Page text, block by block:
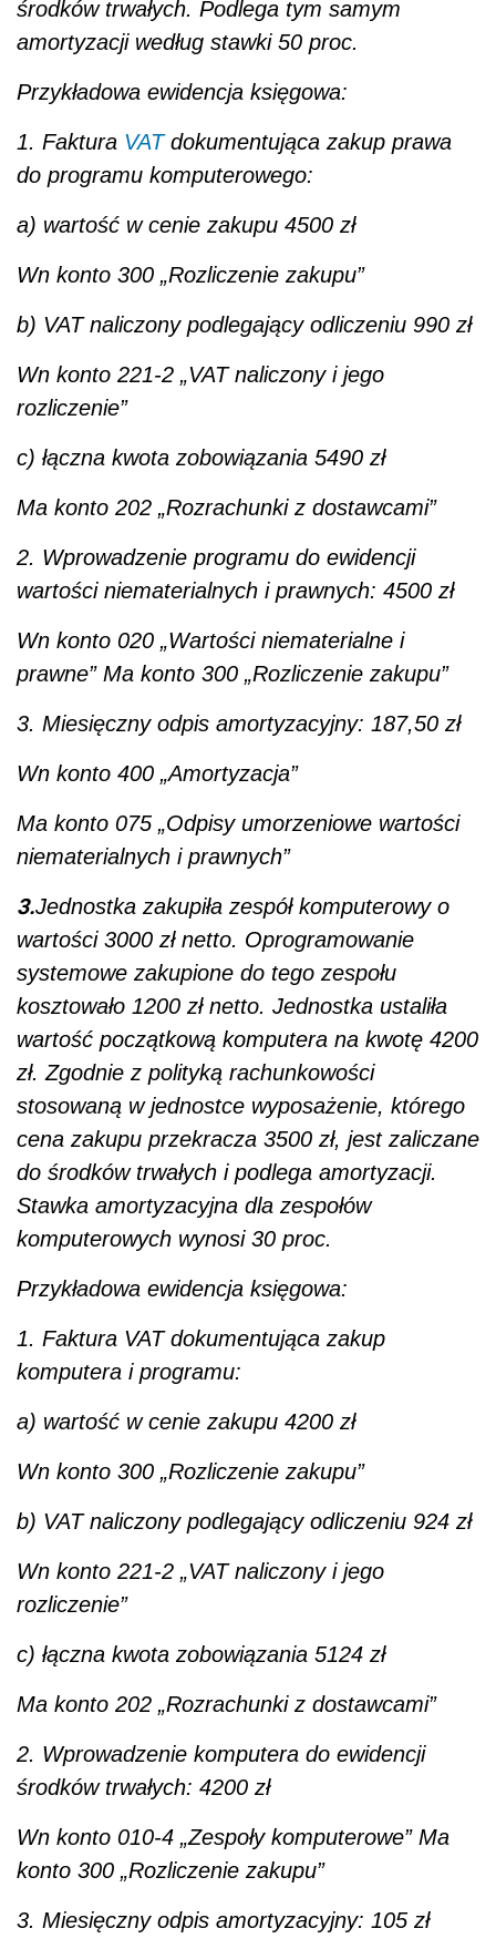
środków trwałych. Podlega tym samym
amortyzacji według stawki 50 proc.
Przykładowa ewidencja księgowa:
1. Faktura VATdokumentująca zakup prawa
do programu komputerowego:
a) wartość w cenie zakupu 4500 zł
Wn konto 300 „Rozliczenie zakupu”
b) VAT naliczony podlegający odliczeniu 990 zł
Wn konto 221-2 „VAT naliczony i jego
rozliczenie”
c) łączna kwota zobowiązania 5490 zł
Ma konto 202 „Rozrachunki z dostawcami”
2. Wprowadzenie programu do ewidencji
wartości niematerialnych i prawnych: 4500 zł
Wn konto 020 „Wartości niematerialne i
prawne” Ma konto 300 „Rozliczenie zakupu”
3. Miesięczny odpis amortyzacyjny: 187,50 zł
Wn konto 400 „Amortyzacja”
Ma konto 075 „Odpisy umorzeniowe wartości
niematerialnych i prawnych”
3.Jednostka zakupiła zespół komputerowy o
wartości 3000 zł netto. Oprogramowanie
systemowe zakupione do tego zespołu
kosztowało 1200 zł netto. Jednostka ustaliła
wartość początkową komputera na kwotę 4200
zł. Zgodnie z polityką rachunkowości
stosowaną w jednostce wyposażenie, którego
cena zakupu przekracza 3500 zł, jest zaliczane
do środków trwałych i podlega amortyzacji.
Stawka amortyzacyjna dla zespołów
komputerowych wynosi 30 proc.
Przykładowa ewidencja księgowa:
1. Faktura VAT dokumentująca zakup
komputera i programu:
a) wartość w cenie zakupu 4200 zł
Wn konto 300 „Rozliczenie zakupu”
b) VAT naliczony podlegający odliczeniu 924 zł
Wn konto 221-2 „VAT naliczony i jego
rozliczenie”
c) łączna kwota zobowiązania 5124 zł
Ma konto 202 „Rozrachunki z dostawcami”
2. Wprowadzenie komputera do ewidencji
środków trwałych: 4200 zł
Wn konto 010-4 „Zespoły komputerowe” Ma
konto 300 „Rozliczenie zakupu”
3. Miesięczny odpis amortyzacyjny: 105 zł